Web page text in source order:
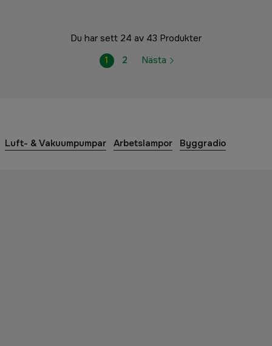
Du har sett 24 av 43 Produkter
1
2 Nästa
Luft- & Vakuumpumpar Arbetslampor Byggradio